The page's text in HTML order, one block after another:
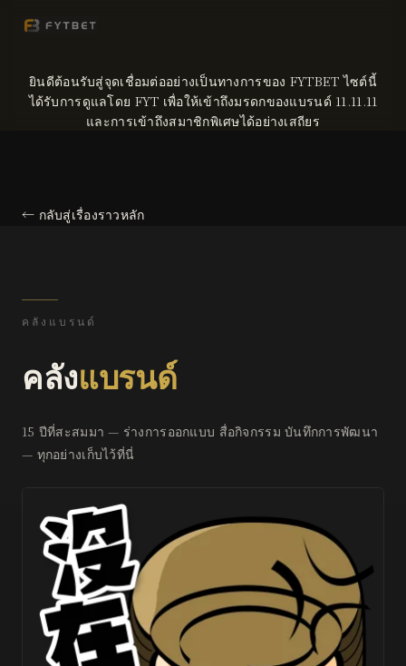
ยินดีต้อนรับสู่จุดเชื่อมต่ออย่างเป็นทางการของ FYTBET ไซต์นี้
ได้รับการดูแลโดย FYT เพื่อให้เข้าถึงมรดกของแบรนด์ 11.11.11
และการเข้าถึงสมาชิกพิเศษได้อย่างเสถียร
← กลับสู่เรื่องราวหลัก
คลังแบรนด์
คลังแบรนด์
15 ปีที่สะสมมา — ร่างการออกแบบ สื่อกิจกรรม บันทึกการพัฒนา
— ทุกอย่างเก็บไว้ที่นี่